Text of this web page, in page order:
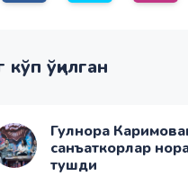
кўп ўқилган
Гулнора
санъаткорлар
тушди